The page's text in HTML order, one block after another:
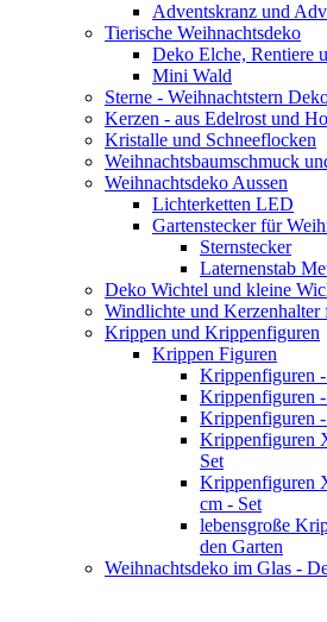
Adventskranz und
Tierische Weihnachtsdeko
Deko Elche, Rentiere
Mini Wald
Sterne - Weihnachtstern
Kerzen - aus Edelrost und
Kristalle und Schneeflocken
Weihnachtsbaumschmuck
Weihnachtsdeko Aussen
Lichterketten LED
Gartenstecker für
Sternstecker
Laternenstab
Deko Wichtel und kleine
Windlichte und Kerzenhalter
Krippen und Krippenfiguren
Krippen Figuren
Krippenfiguren
Krippenfiguren
Krippenfiguren
Krippenfiguren
Set
Krippenfiguren
cm - Set
lebensgroße
den Garten
Weihnachtsdeko im Glas -